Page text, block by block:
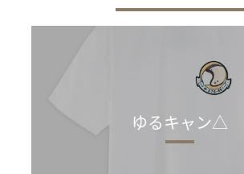
ゆるキャン△